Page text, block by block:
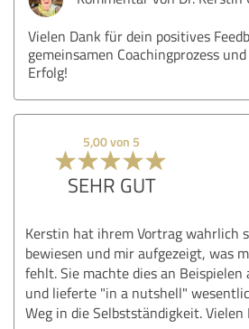
Vielen Dank für dein positives
gemeinsamen Coachingprozess
Erfolg!
5,00 von 5
SEHR GUT
Kerstin hat ihrem Vortrag wahrlich
bewiesen und mir aufgezeigt, was
fehlt. Sie machte dies an Beispielen
und lieferte "in a nutshell"
Weg in die Selbstständigkeit. Vielen